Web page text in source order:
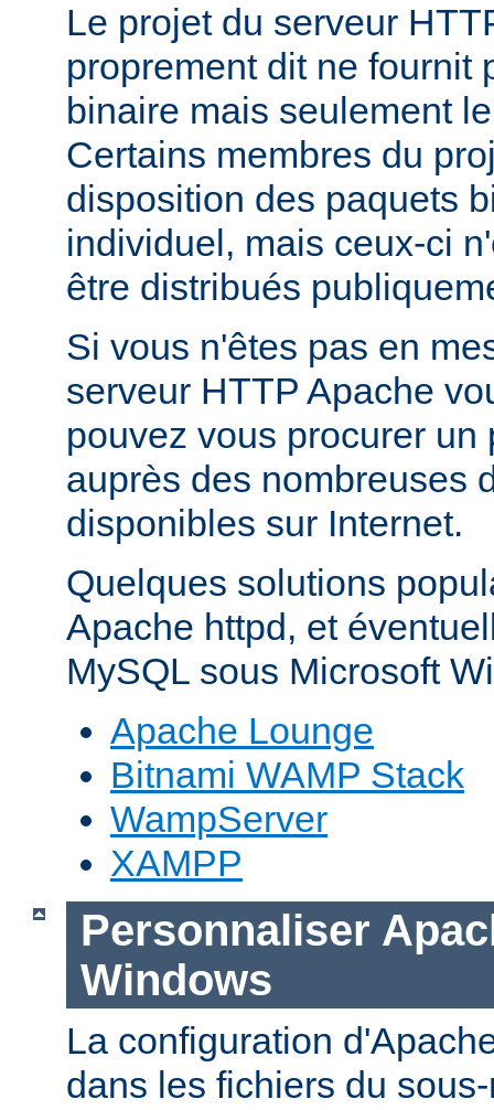
Le projet du serveur
proprement dit ne fournit
binaire mais seulement
Certains membres du
disposition des paquets
individuel, mais ceux-ci
être distribués
Si vous n'êtes pas en
serveur HTTP Apache
pouvez vous procurer un
auprès des nombreuses
disponibles sur Internet.
Quelques solutions
Apache httpd, et
MySQL sous Microsoft
Apache Lounge
Bitnami WAMP Stack
WampServer
XAMPP
Personnaliser
Windows
La configuration
dans les fichiers du